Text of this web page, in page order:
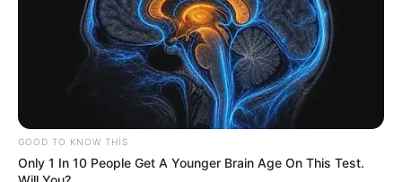
GOOD TO KNOW THIS
Only 1 In 10 People Get A Younger Brain Age On This Test.